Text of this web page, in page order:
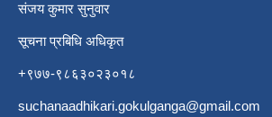
संजय कुमार सुनुवार
सूचना प्रबिधि अधिकृत
+९७७-९८६३०२३०१८
suchanaadhikari.gokulganga@gmail.com